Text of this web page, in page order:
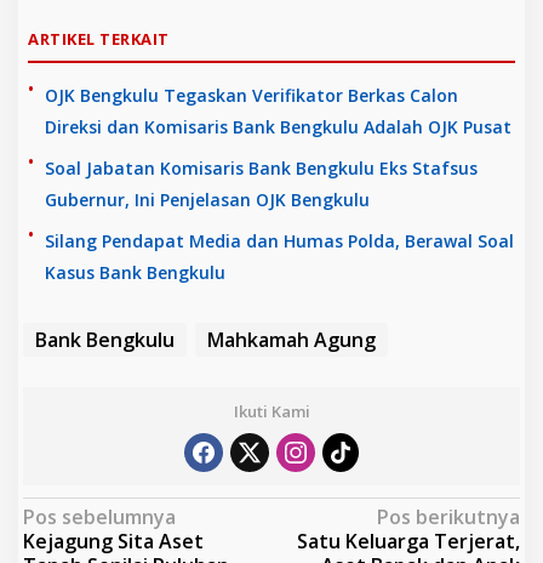
ARTIKEL TERKAIT
OJK Bengkulu Tegaskan Verifikator Berkas Calon
Direksi dan Komisaris Bank Bengkulu Adalah OJK Pusat
Soal Jabatan Komisaris Bank Bengkulu Eks Stafsus
Gubernur, Ini Penjelasan OJK Bengkulu
Silang Pendapat Media dan Humas Polda, Berawal Soal
Kasus Bank Bengkulu
Bank Bengkulu Mahkamah Agung
Ikuti Kami
N
a
Pos sebelumnya
Kejagung Sita Aset
Pos berikutnya
Satu Keluarga Terjerat,